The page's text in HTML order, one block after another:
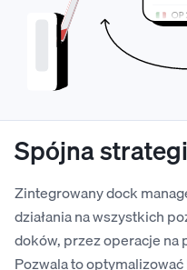
Spójna
Zintegrowany dock
działania na wszystkich
doków, przez operacje na
Pozwala to